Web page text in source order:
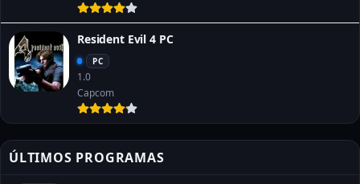
Resident Evil 4 PC
PC
1.0
Capcom
ÚLTIMOS PROGRAMAS